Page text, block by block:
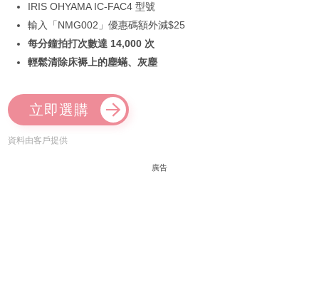
IRIS OHYAMA IC-FAC4 型號
輸入「NMG002」優惠碼額外減$25
每分鐘拍打次數達 14,000 次
輕鬆清除床褥上的塵蟎、灰塵
立即選購
資料由客戶提供
廣告